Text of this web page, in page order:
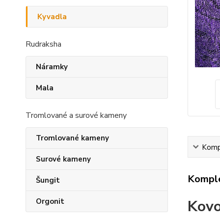
Kyvadla
Rudraksha
Náramky
Mala
Tromlované a surové kameny
Tromlované kameny
Surové kameny
Šungit
Orgonit